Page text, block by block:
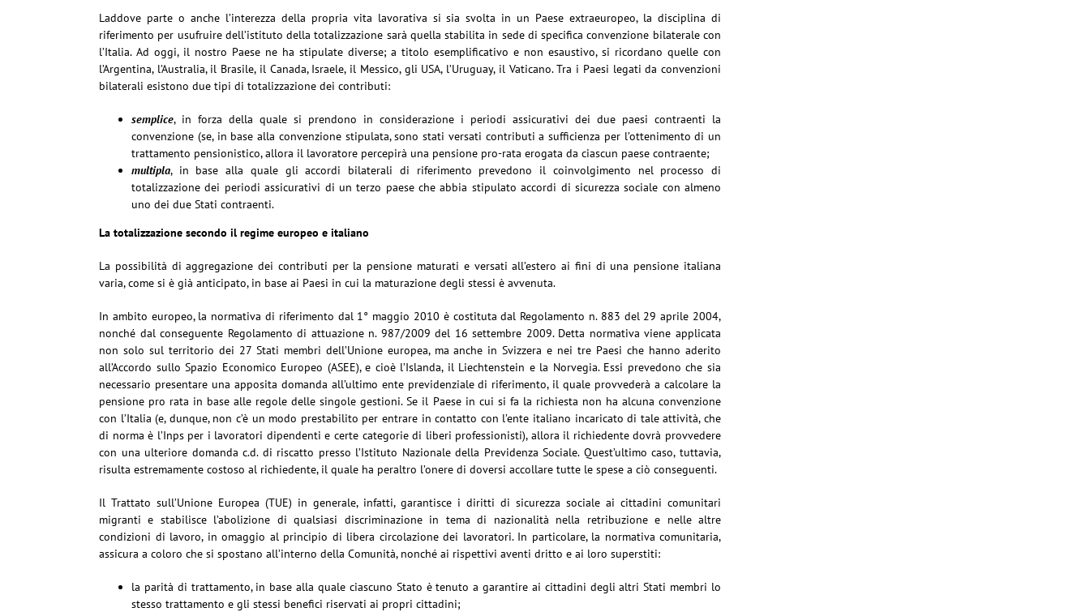
Laddove parte o anche l’interezza della propria vita lavorativa si sia svolta in un Paese extraeuropeo, la disciplina di
riferimento per usufruire dell’istituto della totalizzazione sarà quella stabilita in sede di specifica convenzione bilaterale con
l’Italia. Ad oggi, il nostro Paese ne ha stipulate diverse; a titolo esemplificativo e non esaustivo, si ricordano quelle con
l’Argentina, l’Australia, il Brasile, il Canada, Israele, il Messico, gli USA, l’Uruguay, il Vaticano. Tra i Paesi legati da convenzioni
bilaterali esistono due tipi di totalizzazione dei contributi:
semplice, in forza della quale si prendono in considerazione i periodi assicurativi dei due paesi contraenti la
convenzione (se, in base alla convenzione stipulata, sono stati versati contributi a sufficienza per l’ottenimento di un
trattamento pensionistico, allora il lavoratore percepirà una pensione pro-rata erogata da ciascun paese contraente;
multipla, in base alla quale gli accordi bilaterali di riferimento prevedono il coinvolgimento nel processo di
totalizzazione dei periodi assicurativi di un terzo paese che abbia stipulato accordi di sicurezza sociale con almeno
uno dei due Stati contraenti.
La totalizzazione secondo il regime europeo e italiano
La possibilità di aggregazione dei contributi per la pensione maturati e versati all’estero ai fini di una pensione italiana
varia, come si è già anticipato, in base ai Paesi in cui la maturazione degli stessi è avvenuta.
In ambito europeo, la normativa di riferimento dal 1° maggio 2010 è costituta dal Regolamento n. 883 del 29 aprile 2004,
nonché dal conseguente Regolamento di attuazione n. 987/2009 del 16 settembre 2009. Detta normativa viene applicata
non solo sul territorio dei 27 Stati membri dell’Unione europea, ma anche in Svizzera e nei tre Paesi che hanno aderito
all’Accordo sullo Spazio Economico Europeo (ASEE), e cioè l’Islanda, il Liechtenstein e la Norvegia. Essi prevedono che sia
necessario presentare una apposita domanda all’ultimo ente previdenziale di riferimento, il quale provvederà a calcolare la
pensione pro rata in base alle regole delle singole gestioni. Se il Paese in cui si fa la richiesta non ha alcuna convenzione
con l’Italia (e, dunque, non c’è un modo prestabilito per entrare in contatto con l’ente italiano incaricato di tale attività, che
di norma è l’Inps per i lavoratori dipendenti e certe categorie di liberi professionisti), allora il richiedente dovrà provvedere
con una ulteriore domanda c.d. di riscatto presso l’Istituto Nazionale della Previdenza Sociale. Quest’ultimo caso, tuttavia,
risulta estremamente costoso al richiedente, il quale ha peraltro l’onere di doversi accollare tutte le spese a ciò conseguenti.
Il Trattato sull’Unione Europea (TUE) in generale, infatti, garantisce i diritti di sicurezza sociale ai cittadini comunitari
migranti e stabilisce l’abolizione di qualsiasi discriminazione in tema di nazionalità nella retribuzione e nelle altre
condizioni di lavoro, in omaggio al principio di libera circolazione dei lavoratori. In particolare, la normativa comunitaria,
assicura a coloro che si spostano all’interno della Comunità, nonché ai rispettivi aventi dritto e ai loro superstiti:
la parità di trattamento, in base alla quale ciascuno Stato è tenuto a garantire ai cittadini degli altri Stati membri lo
stesso trattamento e gli stessi benefici riservati ai propri cittadini;